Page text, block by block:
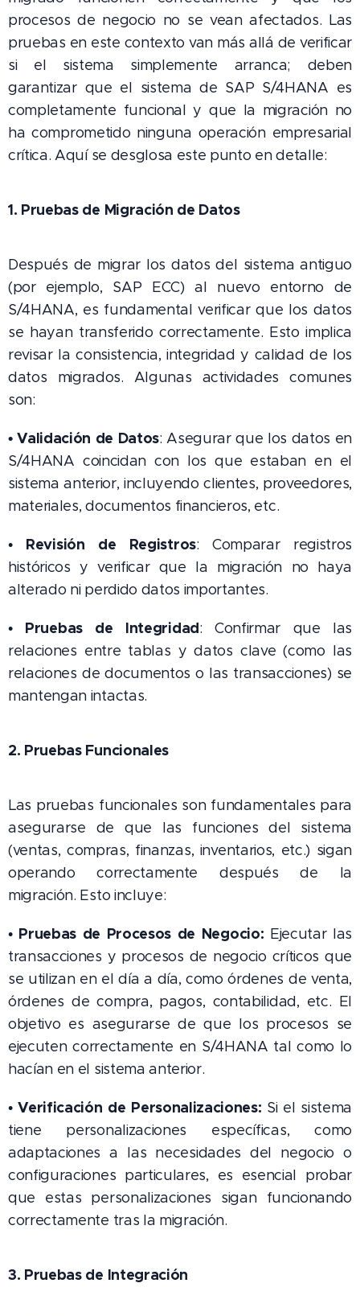
procesos de negocio no se vean afectados. Las
pruebas en este contexto van más allá de verificar
si el sistema simplemente arranca; deben
garantizar que el sistema de SAP S/4HANA es
completamente funcional y que la migración no
ha comprometido ninguna operación empresarial
crítica. Aquí se desglosa este punto en detalle:
1. Pruebas de Migración de Datos
Después de migrar los datos del sistema antiguo
(por ejemplo, SAP ECC) al nuevo entorno de
S/4HANA, es fundamental verificar que los datos
se hayan transferido correctamente. Esto implica
revisar la consistencia, integridad y calidad de los
datos migrados. Algunas actividades comunes
son:
• Validación de Datos: Asegurar que los datos en
S/4HANA coincidan con los que estaban en el
sistema anterior, incluyendo clientes, proveedores,
materiales, documentos financieros, etc.
• Revisión de Registros: Comparar registros
históricos y verificar que la migración no haya
alterado ni perdido datos importantes.
• Pruebas de Integridad: Confirmar que las
relaciones entre tablas y datos clave (como las
relaciones de documentos o las transacciones) se
mantengan intactas.
2. Pruebas Funcionales
Las pruebas funcionales son fundamentales para
asegurarse de que las funciones del sistema
(ventas, compras, finanzas, inventarios, etc.) sigan
operando correctamente después de la
migración. Esto incluye:
• Pruebas de Procesos de Negocio: Ejecutar las
transacciones y procesos de negocio críticos que
se utilizan en el día a día, como órdenes de venta,
órdenes de compra, pagos, contabilidad, etc. El
objetivo es asegurarse de que los procesos se
ejecuten correctamente en S/4HANA tal como lo
hacían en el sistema anterior.
•Verificación de Personalizaciones: Si el sistema
tiene personalizaciones específicas, como
adaptaciones a las necesidades del negocio o
configuraciones particulares, es esencial probar
que estas personalizaciones sigan funcionando
correctamente tras la migración.
3. Pruebas de Integración